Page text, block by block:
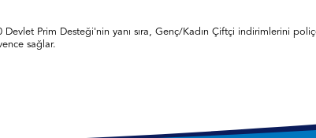
Prim Desteği'nin yanı sıra, Genç/Kadın Çiftçi indirimlerini
sağlar.